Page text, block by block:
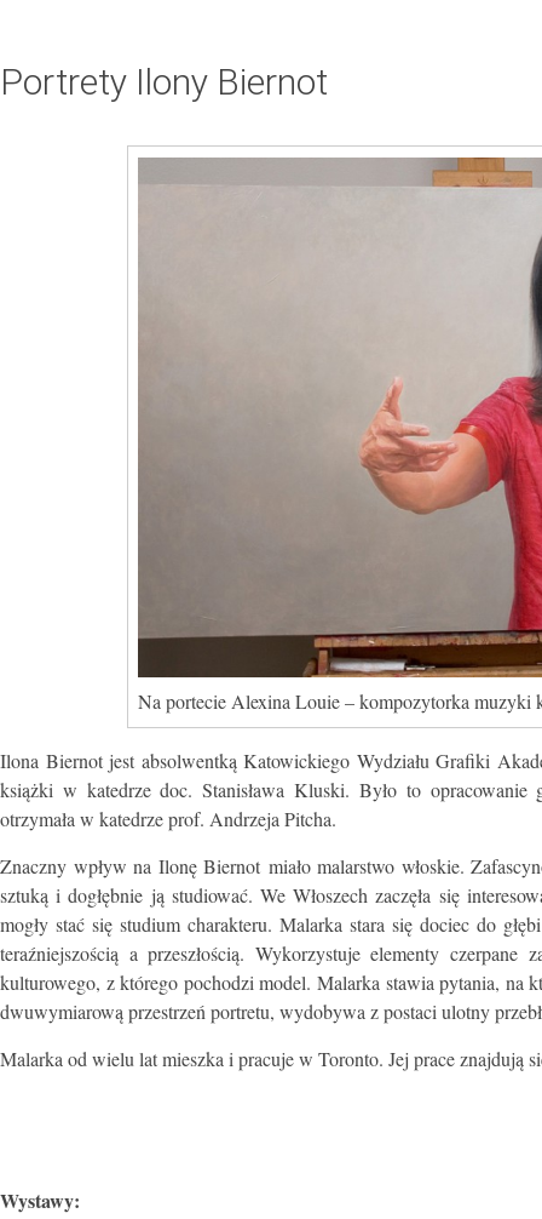
Portrety Ilony Biernot
Na portecie Alexina Louie – kompozytorka muzyki
Ilona Biernot jest absolwentką Katowickiego Wydziału Grafiki
książki w katedrze doc. Stanisława Kluski. Było to
otrzymała w katedrze prof. Andrzeja Pitcha.
Znaczny wpływ na Ilonę Biernot miało malarstwo włoskie.
sztuką i dogłębnie ją studiować. We Włoszech zaczęła się
mogły stać się studium charakteru. Malarka stara się dociec do
teraźniejszością a przeszłością. Wykorzystuje elementy
kulturowego, z którego pochodzi model. Malarka stawia pytania, na
dwuwymiarową przestrzeń portretu, wydobywa z postaci ulotny
Malarka od wielu lat mieszka i pracuje w Toronto. Jej prace znajdują
Wystawy: